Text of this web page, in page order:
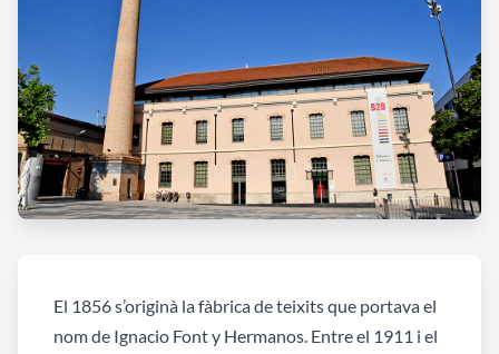
El 1856 s’originà la fàbrica de teixits que portava el
nom de Ignacio Font y Hermanos. Entre el 1911 i el